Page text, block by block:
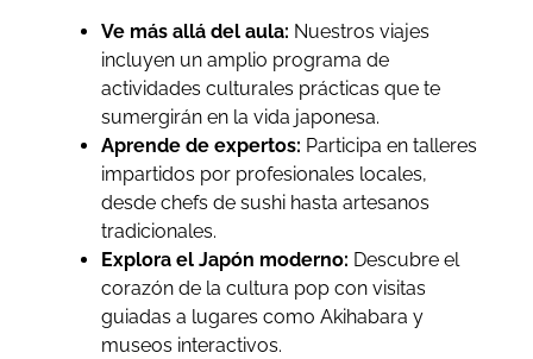
Ve más allá del aula: Nuestros viajes
incluyen un amplio programa de
actividades culturales prácticas que te
sumergirán en la vida japonesa.
Aprende de expertos: Participa en talleres
impartidos por profesionales locales,
desde chefs de sushi hasta artesanos
tradicionales.
Explora el Japón moderno: Descubre el
corazón de la cultura pop con visitas
guiadas a lugares como Akihabara y
museos interactivos.